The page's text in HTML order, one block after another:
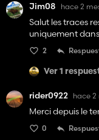
Jim08 hace 2
Salut les traces
uniquement
2
Ver 1
rider0922 hace 2
Merci depuis le
0